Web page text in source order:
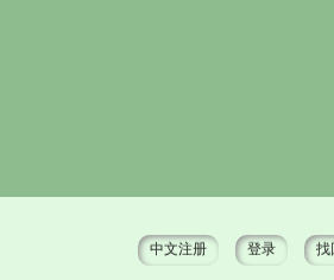
中文注册 登录 找